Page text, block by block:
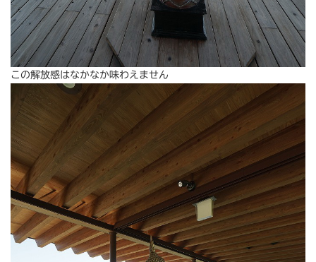
この解放感はなかなか味わえません